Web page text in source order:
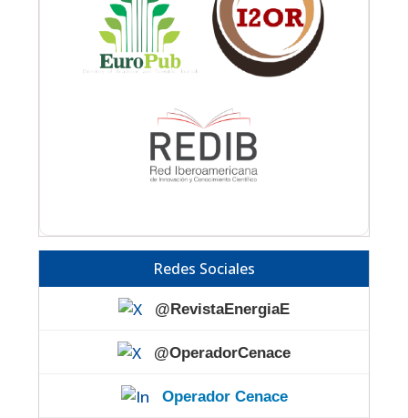
Redes Sociales
@RevistaEnergiaE
@OperadorCenace
Operador Cenace